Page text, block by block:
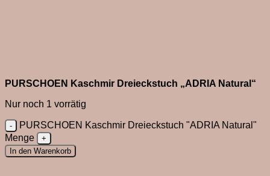
PURSCHOEN Kaschmir Dreieckstuch „ADRIA Natural“
Nur noch 1 vorrätig
PURSCHOEN Kaschmir Dreieckstuch "ADRIA Natural"
Menge
In den Warenkorb